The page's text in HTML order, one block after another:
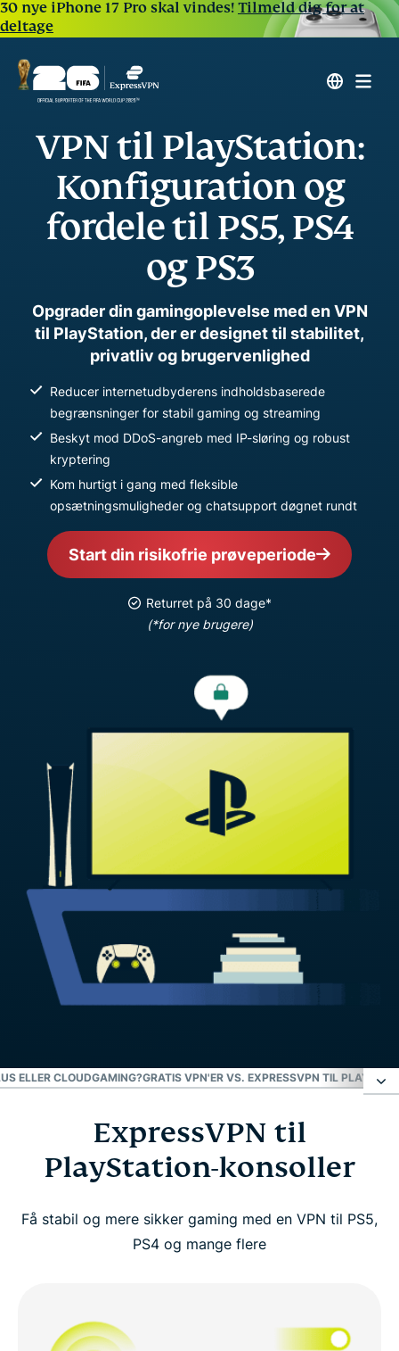
30 nye iPhone 17 Pro skal vindes!Tilmeld dig for at
deltage
VPN til PlayStation:
Konfiguration og
fordele til PS5, PS4
og PS3
Opgrader din gamingoplevelse med en VPN
til PlayStation, der er designet til stabilitet,
privatliv og brugervenlighed
Reducer internetudbyderens indholdsbaserede
begrænsninger for stabil gaming og streaming
Beskyt mod DDoS-angreb med IP-sløring og robust
kryptering
Kom hurtigt i gang med fleksible
opsætningsmuligheder og chatsupport døgnet rundt
Start din risikofrie prøveperiode
Returret på 30 dage*
(*for nye brugere)
ELLER CLOUDGAMING?GRATIS VPN'ER VS. EXPRESSVPN TIL
ExpressVPN til PlayStation-konsoller
Sådan konfigurerer du en VPN på PS5 eller PS4
Hvorfor bruge en VPN på din PlayStation?
cloudgaming?
ExpressVPN til
PlayStation-konsoller
Få stabil og mere sikker gaming med en VPN til PS5,
PS4 og mange flere